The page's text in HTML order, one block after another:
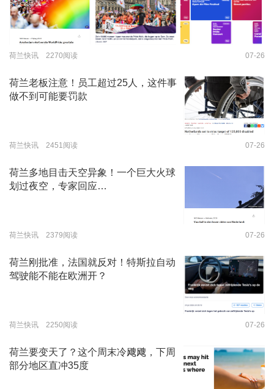
荷兰快讯 2270阅读 07-26
荷兰老板注意！员工超过25人，这件事
做不到可能要罚款
荷兰快讯 2451阅读 07-26
荷兰多地目击天空异象！一个巨大火球
划过夜空，专家回应…
荷兰快讯 2379阅读 07-26
荷兰刚批准，法国就反对！特斯拉自动
驾驶能不能在欧洲开？
荷兰快讯 2250阅读 07-26
荷兰要变天了？这个周末冷飕飕，下周
部分地区直冲35度